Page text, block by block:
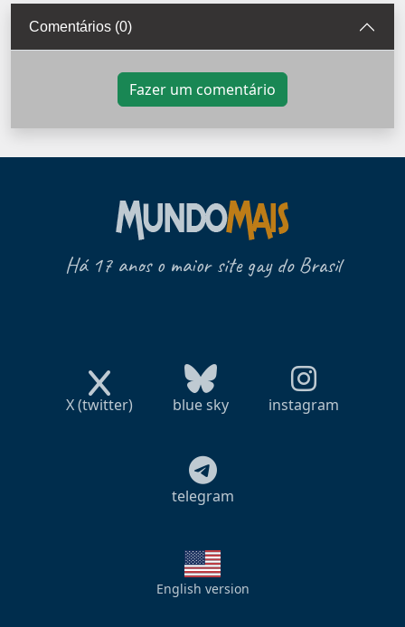
Comentários (0)
Fazer um comentário
Há 17 anos o maior site gay do Brasil
X (twitter) blue sky instagram
telegram
English version